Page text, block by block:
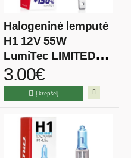
Halogeninė lemputė
H1 12V 55W
LumiTec LIMITED
+130%
3.00€
Į krepšelį